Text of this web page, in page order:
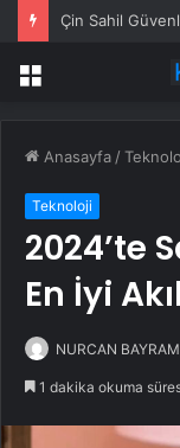
Menü
Anasayfa /
Teknoloji
2024’te
En İyi
NURCAN BAYRAM
1 dakika okuma